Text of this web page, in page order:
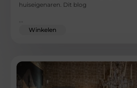
huiseigenaren. Dit blog
...
Winkelen